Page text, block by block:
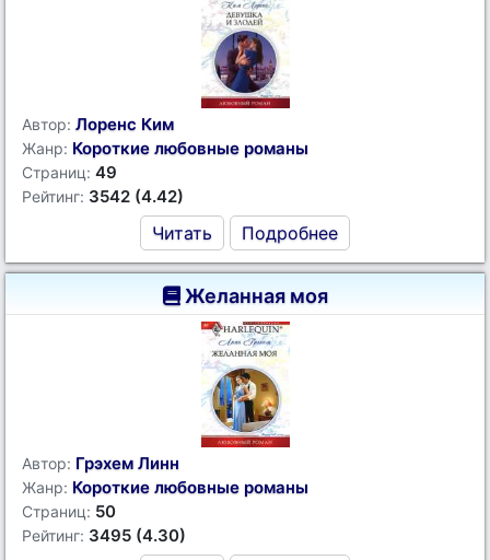
Автор: Лоренс Ким
Жанр: Короткие любовные романы
Страниц: 49
Рейтинг: 3542 (4.42)
Читать Подробнее
Желанная моя
Автор: Грэхем Линн
Жанр: Короткие любовные романы
Страниц: 50
Рейтинг: 3495 (4.30)